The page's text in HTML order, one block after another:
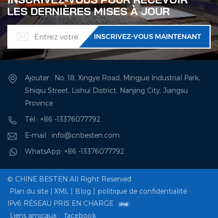
LES DERNIÈRES MISES À JOUR
Ajouter : No. 18, Xingye Road, Mingjue Industrial Park,
Shiqiu Street, Lishui District, Nanjing City, Jiangsu
Province
Tél : +86 -13376077792
E-mail : info@cnbesten.com
WhatsApp: +86 -13376077792
© CHINE BESTEN All Right Reserved.
Plan du site
XML Blog
politique de confidentialité
IPv6 RÉSEAU PRIS EN CHARGE
Liens amicaux :
facebook